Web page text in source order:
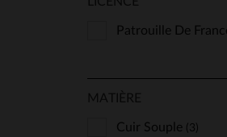
Patrouille De
MATIÈRE
Cuir Souple (3)